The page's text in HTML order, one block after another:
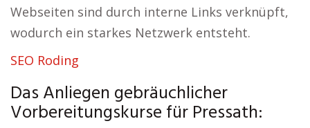
Webseiten sind durch interne Links verknüpft,
wodurch ein starkes Netzwerk entsteht.
SEO Roding
Das Anliegen gebräuchlicher
Vorbereitungskurse für Pressath: